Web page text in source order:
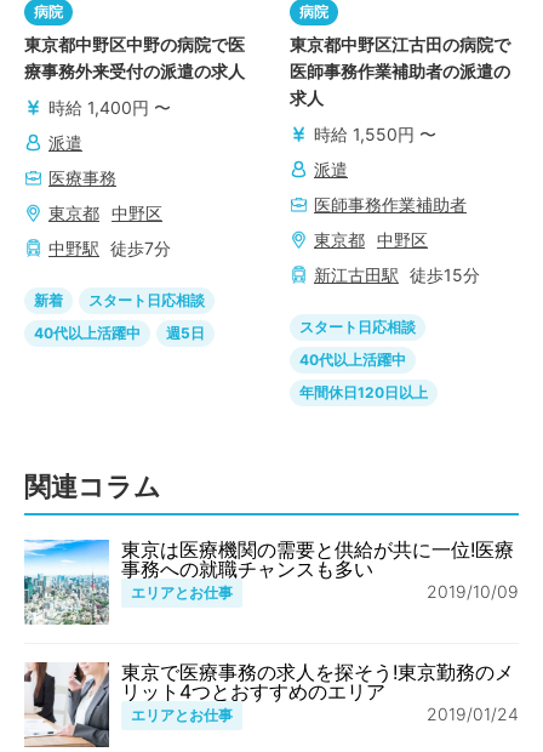
病院
東京都中野区中野の病院で医
療事務外来受付の派遣の求人
時給 1,400円 〜
派遣
医療事務
東京都 中野区
中野駅 徒歩7分
新着
スタート日応相談
40代以上活躍中
週5日
病院
東京都中野区江古田の病院で
医師事務作業補助者の派遣の
求人
時給 1,550円 〜
派遣
医師事務作業補助者
東京都 中野区
新江古田駅 徒歩15分
スタート日応相談
40代以上活躍中
年間休日120日以上
関連コラム
東京は医療機関の需要と供給が共に一位!医療
事務への就職チャンスも多い
エリアとお仕事 2019/10/09
東京で医療事務の求人を探そう!東京勤務のメ
リット4つとおすすめのエリア
エリアとお仕事 2019/01/24